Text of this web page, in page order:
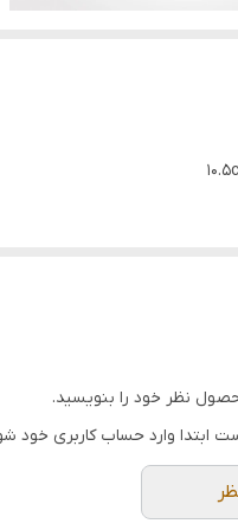
نظر خود را بنویسید.
ابتدا وارد حساب کاربری خود